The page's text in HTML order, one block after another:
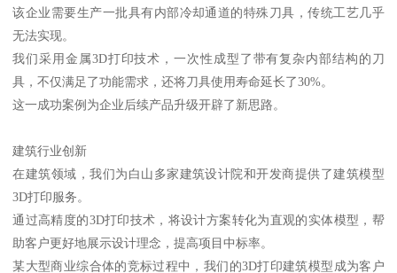
该企业需要生产一批具有内部冷却通道的特殊刀具，传统工艺几乎
无法实现。
我们采用金属3D打印技术，一次性成型了带有复杂内部结构的刀
具，不仅满足了功能需求，还将刀具使用寿命延长了30%。
这一成功案例为企业后续产品升级开辟了新思路。
建筑行业创新
在建筑领域，我们为白山多家建筑设计院和开发商提供了建筑模型
3D打印服务。
通过高精度的3D打印技术，将设计方案转化为直观的实体模型，帮
助客户更好地展示设计理念，提高项目中标率。
某大型商业综合体的竞标过程中，我们的3D打印建筑模型成为客户